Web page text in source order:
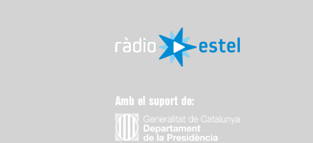
Amb el suport de: